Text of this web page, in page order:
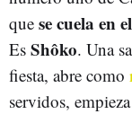
que se cuela en
Es Shôko. Una
fiesta, abre como
servidos,